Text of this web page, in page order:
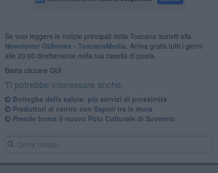
Se vuoi leggere le notizie principali della Toscana iscriviti alla
Newsletter QUInews - ToscanaMedia. Arriva gratis tutti i giorni
alle 20:00 direttamente nella tua casella di posta.
Basta cliccare QUI
Ti potrebbe interessare anche:
Botteghe della salute, più servizi di prossimità
Produttori al centro con Sapori tra le mura
Prende forma il nuovo Polo Culturale di Suvereto